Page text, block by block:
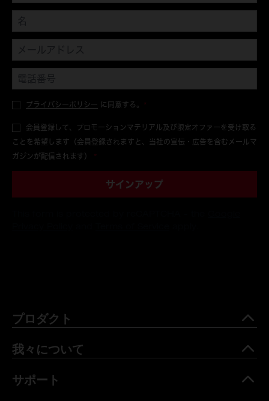
プロダクト
我々について
サポート
プライバシーポリシー に同意する。 *
会員登録して、プロモーションマテリアル及び限定オファーを受け取る
ことを希望します（会員登録されますと、当社の宣伝・広告を含むメールマ
ガジンが配信されます） *
サインアップ